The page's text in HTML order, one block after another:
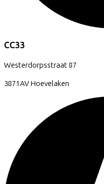
CC33
Westerdorpsstraat87
3871AVHoevelaken